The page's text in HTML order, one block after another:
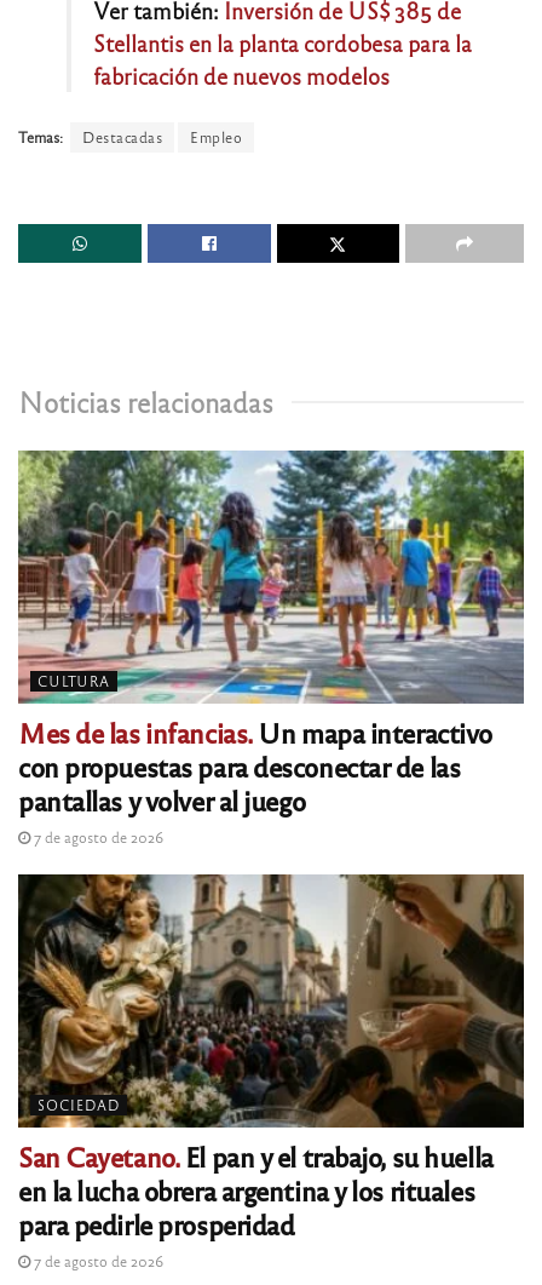
Ver también: Inversión de US$ 385 de
Stellantis en la planta cordobesa para la
fabricación de nuevos modelos
Temas: Destacadas Empleo
Noticias relacionadas
CULTURA
Mes de las infancias.Un mapa interactivo
con propuestas para desconectar de las
pantallas y volver al juego
7 de agosto de 2026
SOCIEDAD
San Cayetano.El pan y el trabajo, su huella
en la lucha obrera argentina y los rituales
para pedirle prosperidad
7 de agosto de 2026